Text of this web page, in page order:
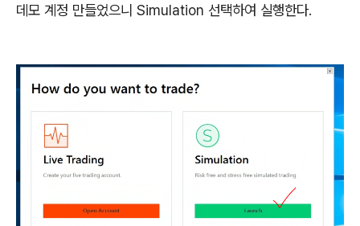
데모 계정 만들었으니 Simulation 선택하여 실행한다.